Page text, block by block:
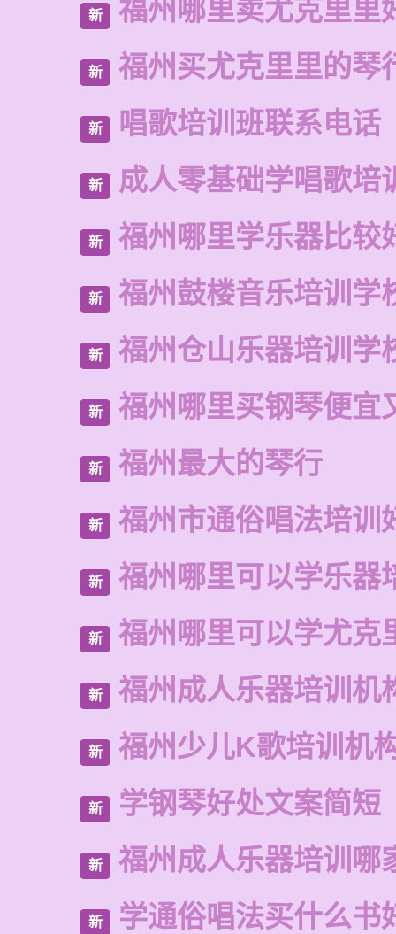
新 福州哪里卖尤克里里
新 福州买尤克里里的琴
新 唱歌培训班联系电话
新 成人零基础学唱歌培
新 福州哪里学乐器比较
新 福州鼓楼音乐培训学
新 福州仓山乐器培训学
新 福州哪里买钢琴便宜
新 福州最大的琴行
新 福州市通俗唱法培训
新 福州哪里可以学乐器
新 福州哪里可以学尤克
新 福州成人乐器培训机
新 福州少儿K歌培训机
新 学钢琴好处文案简短
新 福州成人乐器培训哪
新 学通俗唱法买什么书